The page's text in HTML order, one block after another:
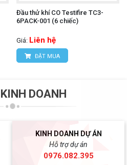
Đầu thử khí CO Testifire TC3-
6PACK-001 (6 chiếc)
Giá: Liên hệ
ĐẶT MUA
DOANH
KINH DOANH DỰ ÁN
Hỗ trợ dự án
0976.082.395